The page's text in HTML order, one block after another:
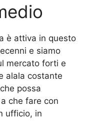
è attiva in questo
e siamo
mercato forti e
alala costante
possa
che fare con
ufficio, in